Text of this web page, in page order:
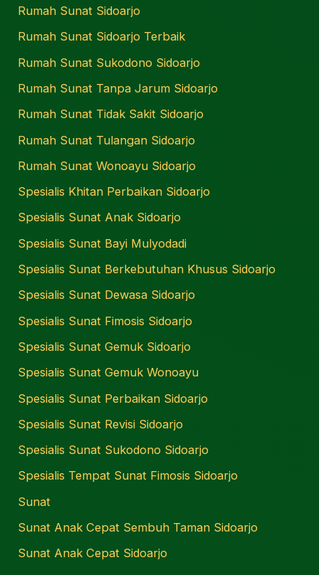
Rumah Sunat Sidoarjo
Rumah Sunat Sidoarjo Terbaik
Rumah Sunat Sukodono Sidoarjo
Rumah Sunat Tanpa Jarum Sidoarjo
Rumah Sunat Tidak Sakit Sidoarjo
Rumah Sunat Tulangan Sidoarjo
Rumah Sunat Wonoayu Sidoarjo
Spesialis Khitan Perbaikan Sidoarjo
Spesialis Sunat Anak Sidoarjo
Spesialis Sunat Bayi Mulyodadi
Spesialis Sunat Berkebutuhan Khusus Sidoarjo
Spesialis Sunat Dewasa Sidoarjo
Spesialis Sunat Fimosis Sidoarjo
Spesialis Sunat Gemuk Sidoarjo
Spesialis Sunat Gemuk Wonoayu
Spesialis Sunat Perbaikan Sidoarjo
Spesialis Sunat Revisi Sidoarjo
Spesialis Sunat Sukodono Sidoarjo
Spesialis Tempat Sunat Fimosis Sidoarjo
Sunat
Sunat Anak Cepat Sembuh Taman Sidoarjo
Sunat Anak Cepat Sidoarjo